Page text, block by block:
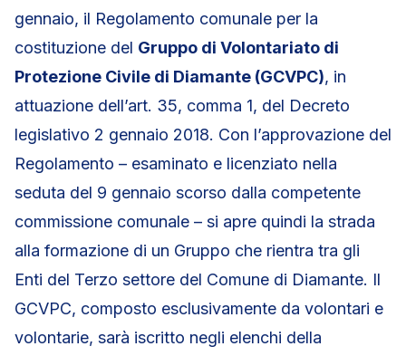
gennaio, il Regolamento comunale per la
costituzione del Gruppo di Volontariato di
Protezione Civile di Diamante (GCVPC), in
attuazione dell’art. 35, comma 1, del Decreto
legislativo 2 gennaio 2018. Con l’approvazione del
Regolamento – esaminato e licenziato nella
seduta del 9 gennaio scorso dalla competente
commissione comunale – si apre quindi la strada
alla formazione di un Gruppo che rientra tra gli
Enti del Terzo settore del Comune di Diamante. Il
GCVPC, composto esclusivamente da volontari e
volontarie, sarà iscritto negli elenchi della